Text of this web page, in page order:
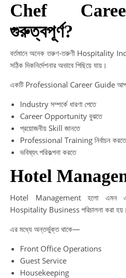
Chef
গুরুত্বপূর্ণ?
বর্তমানে অনেক তরুণ-তরুণী Hospitality
সঠিক দিকনির্দেশনার অভাবে পিছিয়ে যায়।
একটি Professional Career Guide
Industry সম্পর্কে ধারণা পেতে
Career Opportunity বুঝতে
প্রয়োজনীয় Skill জানতে
Professional Training নির্বাচন করতে
ভবিষ্যৎ পরিকল্পনা করতে
Hotel
Hotel Management হলো এমন
Hospitality Business পরিচালনা করা হয়।
এর মধ্যে অন্তর্ভুক্ত থাকে—
Front Office Operations
Guest Service
Housekeeping